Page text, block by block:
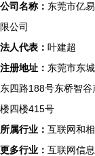
公司名称： 东莞市亿
限公司
法人代表： 叶建超
注册地址： 东莞市东
东四路188号东桥智谷
楼四楼415号
所属行业： 互联网和
更多行业： 互联网信